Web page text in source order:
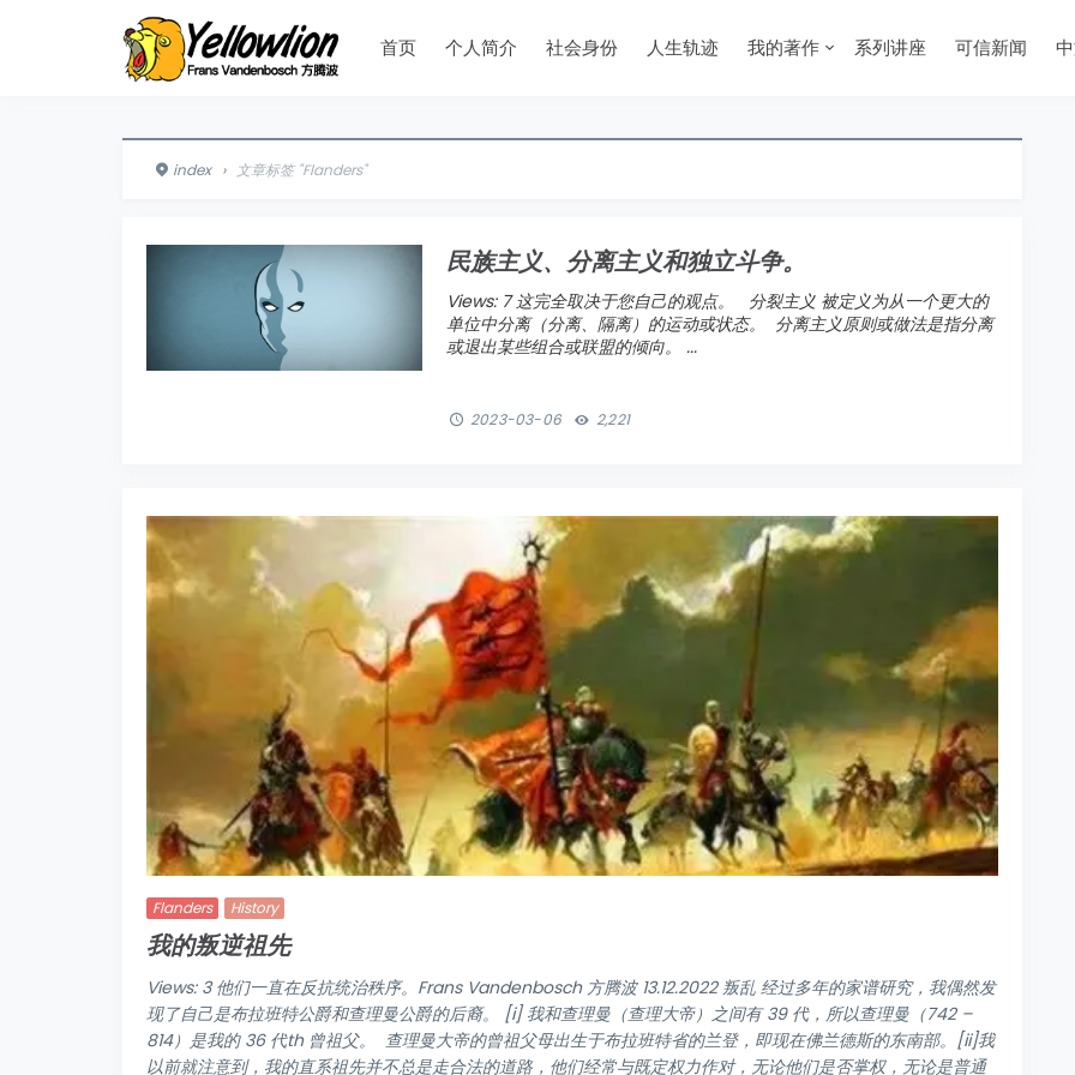
首页 个人简介 社会身份 人生轨迹 我的著作 系列讲座 可信新闻
index › 文章标签 "Flanders"
民族主义、分离主义和独立斗争。
Views: 7 这完全取决于您自己的观点。 分裂主义 被定义为从一个更大的
单位中分离（分离、隔离）的运动或状态。 分离主义原则或做法是指分离
或退出某些组合或联盟的倾向。 ...
2023-03-06 2,221
Flanders History
我的叛逆祖先
Views: 3 他们一直在反抗统治秩序。Frans Vandenbosch 方腾波 13.12.2022 叛乱 经过多年的家谱研究，我偶然发
现了自己是布拉班特公爵和查理曼公爵的后裔。 [i] 我和查理曼（查理大帝）之间有 39 代，所以查理曼（742 –
814）是我的 36 代th 曾祖父。 查理曼大帝的曾祖父母出生于布拉班特省的兰登，即现在佛兰德斯的东南部。[ii]我
以前就注意到，我的直系祖先并不总是走合法的道路，他们经常与既定权力作对，无论他们是否掌权，无论是普通